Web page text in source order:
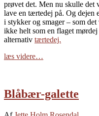
prøvet det. Men nu skulle det
lave en tærtedej på. Og dejen
i stykker og smager – som
ikke helt som en flaget
alternativ tærtedej.
læs videre…
Blåbær-galette